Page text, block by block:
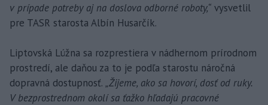
v prípade potreby aj na doslova odborné roboty,“ vysvetlil
pre TASR starosta Albín Husarčík.
Liptovská Lúžna sa rozprestiera v nádhernom prírodnom
prostredí, ale daňou za to je podľa starostu náročná
dopravná dostupnosť. „Žijeme, ako sa hovorí, dosť od ruky.
V bezprostrednom okolí sa ťažko hľadajú pracovné